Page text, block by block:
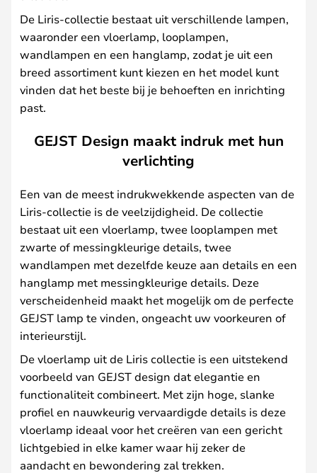
De Liris-collectie bestaat uit verschillende lampen,
waaronder een vloerlamp, looplampen,
wandlampen en een hanglamp, zodat je uit een
breed assortiment kunt kiezen en het model kunt
vinden dat het beste bij je behoeften en inrichting
past.
GEJST Design maakt indruk met hun
verlichting
Een van de meest indrukwekkende aspecten van de
Liris-collectie is de veelzijdigheid. De collectie
bestaat uit een vloerlamp, twee looplampen met
zwarte of messingkleurige details, twee
wandlampen met dezelfde keuze aan details en een
hanglamp met messingkleurige details. Deze
verscheidenheid maakt het mogelijk om de perfecte
GEJST lamp te vinden, ongeacht uw voorkeuren of
interieurstijl.
De vloerlamp uit de Liris collectie is een uitstekend
voorbeeld van GEJST design dat elegantie en
functionaliteit combineert. Met zijn hoge, slanke
profiel en nauwkeurig vervaardigde details is deze
vloerlamp ideaal voor het creëren van een gericht
lichtgebied in elke kamer waar hij zeker de
aandacht en bewondering zal trekken.